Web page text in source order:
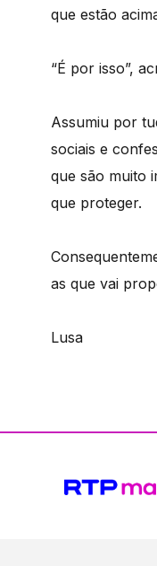
que estão
“É por isso”,
Assumiu por
sociais e
que são muito
que proteger.
as que vai
Lusa